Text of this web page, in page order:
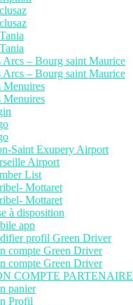
Arcs – Bourg saint Maurice
Arcs – Bourg saint Maurice
Menuires
Menuires
Saint Exupery Airport
Airport
List
Mottaret
Mottaret
à disposition
app
profil Green Driver
compte Green Driver
compte Green Driver
COMPTE PARTENAIRE
panier
Profil